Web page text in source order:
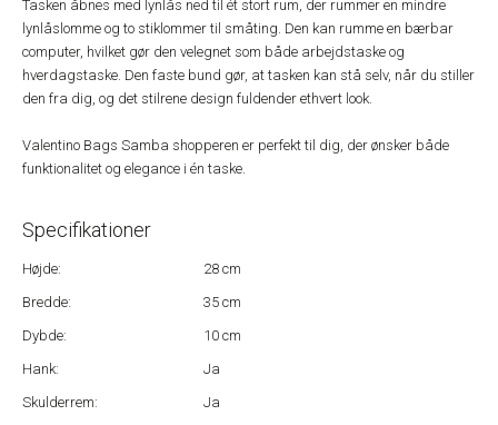
Tasken åbnes med lynlås ned til ét stort rum, der rummer en mindre
lynlåslomme og to stiklommer til småting. Den kan rumme en bærbar
computer, hvilket gør den velegnet som både arbejdstaske og
hverdagstaske. Den faste bund gør, at tasken kan stå selv, når du stiller
den fra dig, og det stilrene design fuldender ethvert look.
Valentino Bags Samba shopperen er perfekt til dig, der ønsker både
funktionalitet og elegance i én taske.
Specifikationer
Højde:
28 cm
Bredde:
35 cm
Dybde:
10 cm
Hank:
Ja
Skulderrem:
Ja